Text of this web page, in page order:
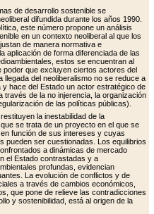
de desarrollo sostenible se
difundida durante los años 1990.
este número propone un análisis
en un contexto neoliberal al que los
de manera normativa e
aplicación de forma diferenciada de las
estos se encuentran al
poder que excluyen ciertos actores del
del neoliberalismo no se reduce a
hace del Estado un actor estratégico de
través de la no injerencia, la organización
de las políticas públicas).
la inestabilidad de la
se trata de un proyecto en el que se
función de sus intereses y cuyas
pueden ser cuestionadas. Los equilibrios
a dinámicas de mercado
el Estado contrastadas y a
profundas, evidencian
La evolución de conflictos y de
a través de cambios económicos,
que pone de relieve las contradicciones
y sostenibilidad, está al origen de la